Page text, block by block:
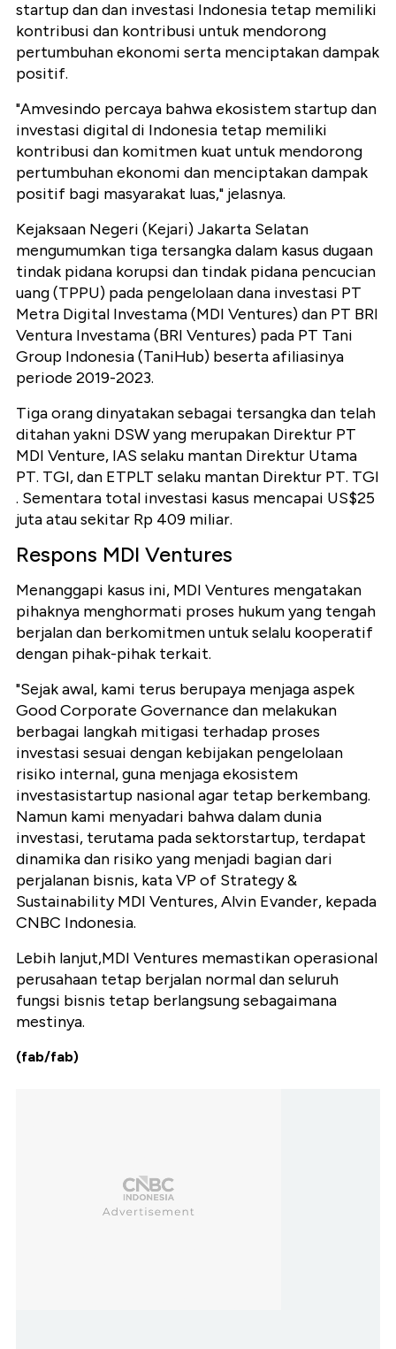
startup dan dan investasi Indonesia tetap memiliki
kontribusi dan kontribusi untuk mendorong
pertumbuhan ekonomi serta menciptakan dampak
positif.
"Amvesindo percaya bahwa ekosistem startup dan
investasi digital di Indonesia tetap memiliki
kontribusi dan komitmen kuat untuk mendorong
pertumbuhan ekonomi dan menciptakan dampak
positif bagi masyarakat luas," jelasnya.
Kejaksaan Negeri (Kejari) Jakarta Selatan
mengumumkan tiga tersangka dalam kasus dugaan
tindak pidana korupsi dan tindak pidana pencucian
uang (TPPU) pada pengelolaan dana investasi PT
Metra Digital Investama (MDI Ventures) dan PT BRI
Ventura Investama (BRI Ventures) pada PT Tani
Group Indonesia (TaniHub) beserta afiliasinya
periode 2019-2023.
Tiga orang dinyatakan sebagai tersangka dan telah
ditahan yakni DSW yang merupakan Direktur PT
MDI Venture, IAS selaku mantan Direktur Utama
PT. TGI, dan ETPLT selaku mantan Direktur PT. TGI
. Sementara total investasi kasus mencapai US$25
juta atau sekitar Rp 409 miliar.
Respons MDI Ventures
Menanggapi kasus ini, MDI Ventures mengatakan
pihaknya menghormati proses hukum yang tengah
berjalan dan berkomitmen untuk selalu kooperatif
dengan pihak-pihak terkait.
"Sejak awal, kami terus berupaya menjaga aspek
Good Corporate Governance dan melakukan
berbagai langkah mitigasi terhadap proses
investasi sesuai dengan kebijakan pengelolaan
risiko internal, guna menjaga ekosistem
investasistartup nasional agar tetap berkembang.
Namun kami menyadari bahwa dalam dunia
investasi, terutama pada sektorstartup, terdapat
dinamika dan risiko yang menjadi bagian dari
perjalanan bisnis, kata VP of Strategy &
Sustainability MDI Ventures, Alvin Evander, kepada
CNBC Indonesia.
Lebih lanjut,MDI Ventures memastikan operasional
perusahaan tetap berjalan normal dan seluruh
fungsi bisnis tetap berlangsung sebagaimana
mestinya.
(fab/fab)